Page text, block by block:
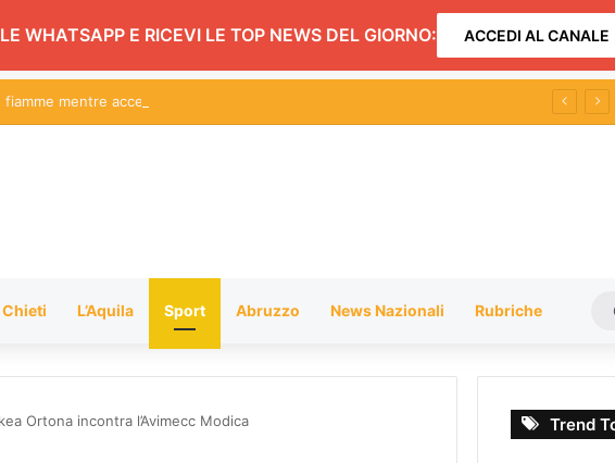
WHATSAPP E RICEVI LE TOP NEWS DEL GIORNO: ACCEDI AL CANALE
mentre accende il barbecue
Chieti L’Aquila Sport Abruzzo News Nazionali Rubriche
Ortona incontra l’Avimecc Modica Trend